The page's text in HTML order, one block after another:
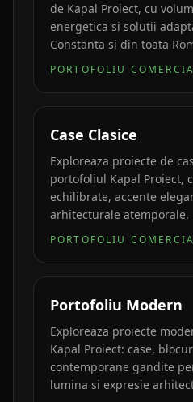
de Kapal Proiect, cu
energetica si solutii
Constanta si din toata
PORTOFOLIU
Case Clasice
Exploreaza proiecte de
portofoliul Kapal Proiect,
echilibrate, accente
arhitecturale atemporale.
PORTOFOLIU
Portofoliu Modern
Exploreaza proiecte
Kapal Proiect: case,
contemporane gandite
lumina si expresie